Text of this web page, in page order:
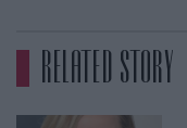
RELATED STORY